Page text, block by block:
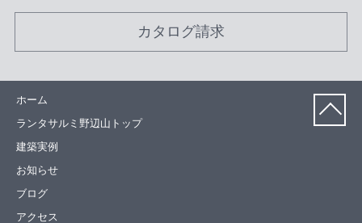
カタログ請求
ホーム
ランタサルミ野辺山トップ
建築実例
お知らせ
ブログ
アクセス